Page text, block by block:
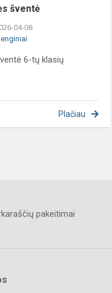
šventė
04-08
6-tų klasių
Plačiau
pakeitimai